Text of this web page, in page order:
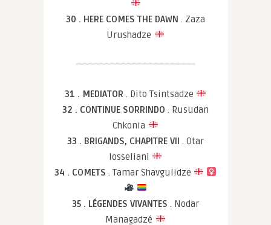
30 . HERE COMES THE DAWN . Zaza
Urushadze
31 . MEDIATOR . Dito Tsintsadze
32 . CONTINUE SORRINDO . Rusudan
Chkonia
33 . BRIGANDS, CHAPITRE VII . Otar
Iosseliani
34 . COMETS . Tamar Shavgulidze
35 . LÉGENDES VIVANTES . Nodar
Managadzé